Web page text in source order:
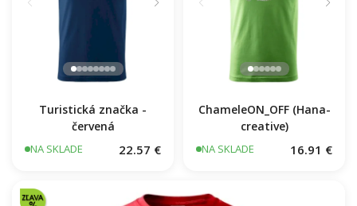
Turistická značka -
červená
NA SKLADE 22.57 €
ChameleON_OFF (Hana-
creative)
NA SKLADE 16.91 €